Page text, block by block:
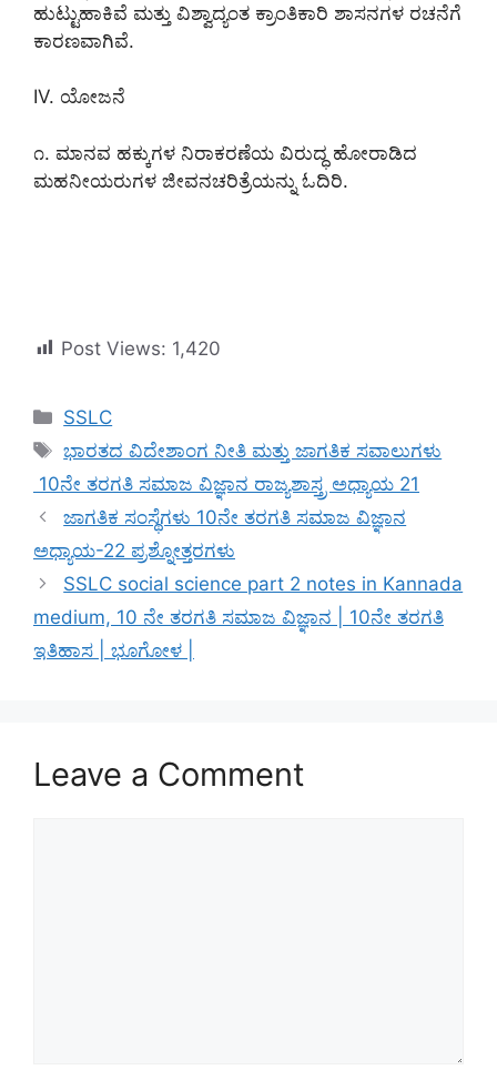
ಹುಟ್ಟುಹಾಕಿವೆ ಮತ್ತು ವಿಶ್ವಾದ್ಯಂತ ಕ್ರಾಂತಿಕಾರಿ ಶಾಸನಗಳ ರಚನೆಗೆ
ಕಾರಣವಾಗಿವೆ.
IV. ಯೋಜನೆ
೧. ಮಾನವ ಹಕ್ಕುಗಳ ನಿರಾಕರಣೆಯ ವಿರುದ್ಧ ಹೋರಾಡಿದ
ಮಹನೀಯರುಗಳ ಜೀವನಚರಿತ್ರೆಯನ್ನು ಓದಿರಿ.
Post Views: 1,420
Categories
SSLC
Tags
ಭಾರತದ ವಿದೇಶಾಂಗ ನೀತಿ ಮತ್ತು ಜಾಗತಿಕ ಸವಾಲುಗಳು
10ನೇ ತರಗತಿ ಸಮಾಜ ವಿಜ್ಞಾನ ರಾಜ್ಯಶಾಸ್ತ್ರ ಅಧ್ಯಾಯ 21
ಜಾಗತಿಕ ಸಂಸ್ಥೆಗಳು 10ನೇ ತರಗತಿ ಸಮಾಜ ವಿಜ್ಞಾನ
ಅಧ್ಯಾಯ-22 ಪ್ರಶ್ನೋತ್ತರಗಳು
SSLC social science part 2 notes in Kannada
medium, 10 ನೇ ತರಗತಿ ಸಮಾಜ ವಿಜ್ಞಾನ | 10ನೇ ತರಗತಿ
ಇತಿಹಾಸ | ಭೂಗೋಳ |
Leave a Comment